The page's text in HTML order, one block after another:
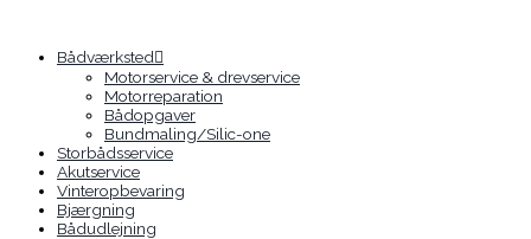
Bådværksted
Motorservice & drevservice
Motorreparation
Bådopgaver
Bundmaling/Silic-one
Storbådsservice
Akutservice
Vinteropbevaring
Bjærgning
Bådudlejning